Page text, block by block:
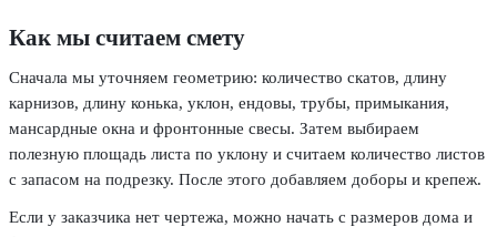
Как мы считаем смету
Сначала мы уточняем геометрию: количество скатов, длину
карнизов, длину конька, уклон, ендовы, трубы, примыкания,
мансардные окна и фронтонные свесы. Затем выбираем
полезную площадь листа по уклону и считаем количество листов
с запасом на подрезку. После этого добавляем доборы и крепеж.
Если у заказчика нет чертежа, можно начать с размеров дома и